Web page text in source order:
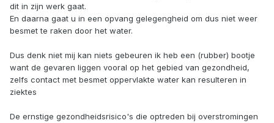
dit in zijn werk gaat.
En daarna gaat u in een opvang gelegengheid om dus niet weer
besmet te raken door het water.
Dus denk niet mij kan niets gebeuren ik heb een (rubber) bootje
want de gevaren liggen vooral op het gebied van gezondheid,
zelfs contact met besmet oppervlakte water kan resulteren in
ziektes
De ernstige gezondheidsrisico's die optreden bij overstromingen